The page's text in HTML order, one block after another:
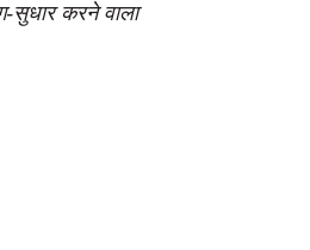
सुधार करने वाला